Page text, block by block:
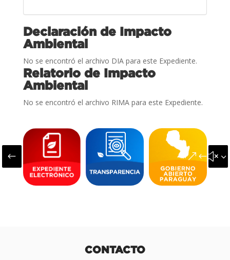
Declaración de Impacto
Ambiental
No se encontró el archivo DIA para este Expediente.
Relatorio de Impacto
Ambiental
No se encontró el archivo RIMA para este Expediente.
#
CONTACTO